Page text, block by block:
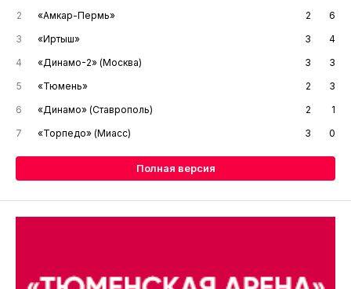
2
«Амкар-Пермь» 2
6
3
«Иртыш» 3
4
4
«Динамо-2» (Москва) 3
3
5
«Тюмень» 2
3
6
«Динамо» (Ставрополь) 2
1
7
«Торпедо» (Миасс) 3 0
Полная версия